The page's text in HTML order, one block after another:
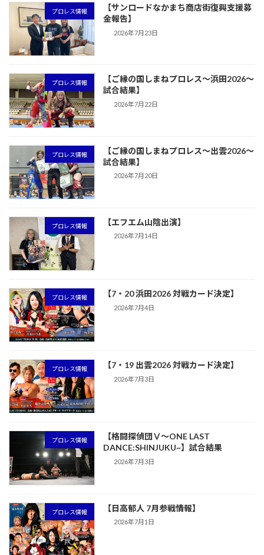
プロレス情報
【サンロードなかまち商店街復興支援募
金報告】
2026年7月23日
プロレス情報
【ご縁の国しまねプロレス〜浜田2026〜
試合結果】
2026年7月22日
プロレス情報
【ご縁の国しまねプロレス〜出雲2026〜
試合結果】
2026年7月20日
プロレス情報 【エフエム山陰出演】
2026年7月14日
プロレス情報 【7・20 浜田2026 対戦カード決定】
2026年7月4日
プロレス情報 【7・19 出雲2026 対戦カード決定】
2026年7月3日
プロレス情報
【格闘探偵団Ⅴ～ONE LAST
DANCE:SHINJUKU~】試合結果
2026年7月3日
プロレス情報 【日高郁人 7月参戦情報】
2026年7月1日